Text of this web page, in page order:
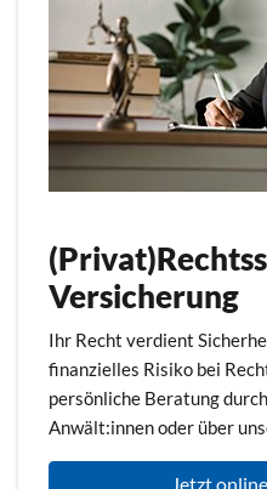
Versicherung
Ihr Recht verdient
finanzielles Risiko bei
persönliche Beratung
Anwält:innen oder über
Jetzt